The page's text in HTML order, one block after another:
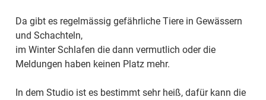
Da gibt es regelmässig gefährliche Tiere in Gewässern
und Schachteln,
im Winter Schlafen die dann vermutlich oder die
Meldungen haben keinen Platz mehr.
In dem Studio ist es bestimmt sehr heiß, dafür kann die